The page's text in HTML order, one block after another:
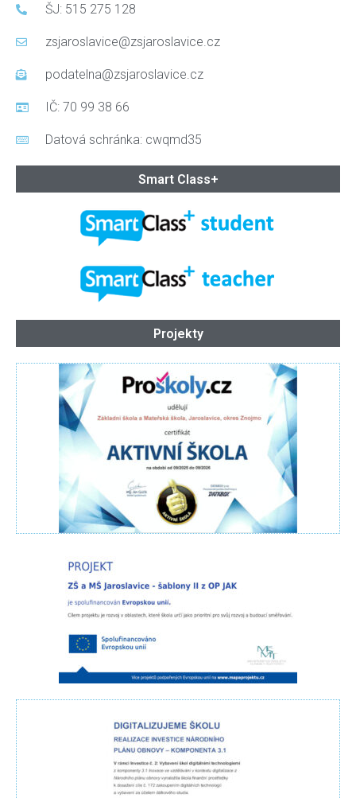
ŠJ: 515 275 128
zsjaroslavice@zsjaroslavice.cz
podatelna@zsjaroslavice.cz
IČ: 70 99 38 66
Datová schránka: cwqmd35
Smart Class+
Projekty